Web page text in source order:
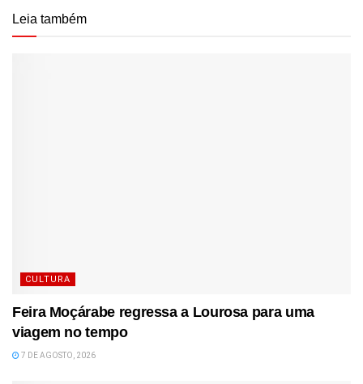
Leia também
CULTURA
Feira Moçárabe regressa a Lourosa para uma
viagem no tempo
7 DE AGOSTO, 2026